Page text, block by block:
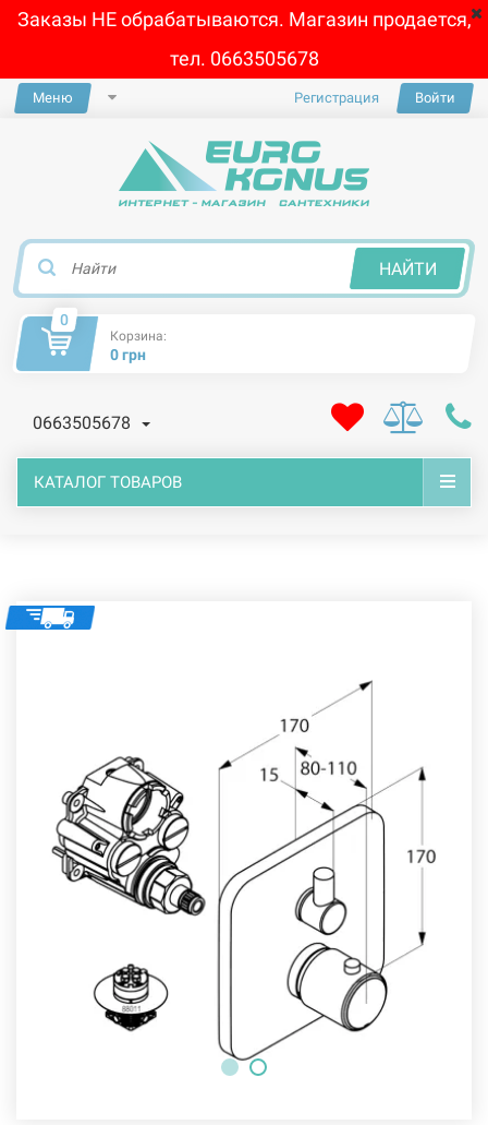
Заказы НЕ обрабатываются. Магазин продается,
тел. 0663505678
Меню Регистрация Войти
НАЙТИ
0
Корзина:
0 грн
0663505678
КАТАЛОГ ТОВАРОВ